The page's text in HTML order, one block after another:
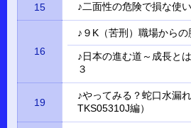
15 ♪二面性の危険で損な使
16
♪９K（苦刑）職場から
♪日本の進む道～成長と
３
19
♪やってみる？蛇口水漏
TKS05310J編）